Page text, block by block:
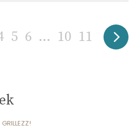
5 6 ... 10 11
GRILLEZZ!